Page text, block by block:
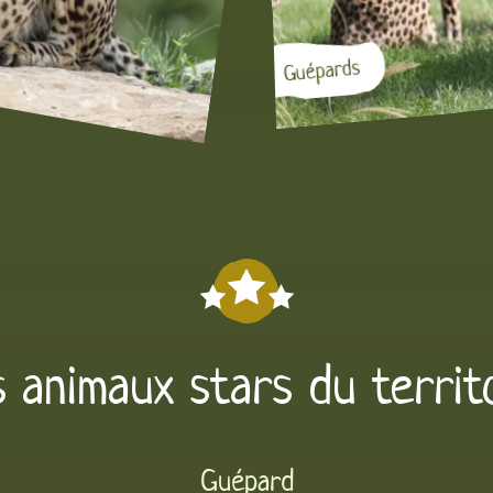
Guépards
animaux stars du
Guépard